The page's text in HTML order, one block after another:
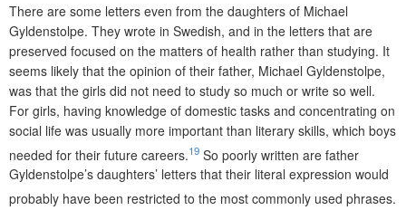
There are some letters even from the daughters of Michael
Gyldenstolpe. They wrote in Swedish, and in the letters that are
preserved focused on the matters of health rather than studying. It
seems likely that the opinion of their father, Michael Gyldenstolpe,
was that the girls did not need to study so much or write so well.
For girls, having knowledge of domestic tasks and concentrating on
social life was usually more important than literary skills, which boys
needed for their future careers.19 So poorly written are father
Gyldenstolpe’s daughters’ letters that their literal expression would
probably have been restricted to the most commonly used phrases.